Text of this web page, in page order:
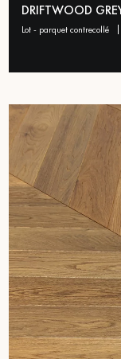
DRIFTWOOD
lot - parquet contrecollé